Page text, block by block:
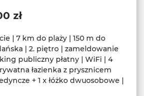
zł
| 7 km do plaży | 150 m do
| 2. piętro | zameldowanie
publiczny płatny | WiFi | 4
łazienka z prysznicem
+ 1 x łóżko dwuosobowe |